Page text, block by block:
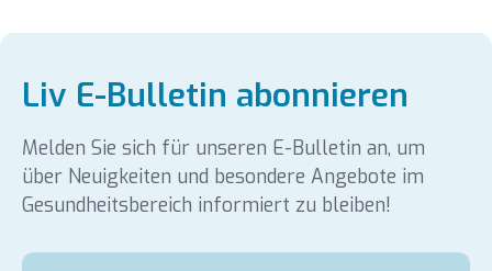
Liv E-Bulletin abonnieren
Melden Sie sich für unseren E-Bulletin an, um
über Neuigkeiten und besondere Angebote im
Gesundheitsbereich informiert zu bleiben!